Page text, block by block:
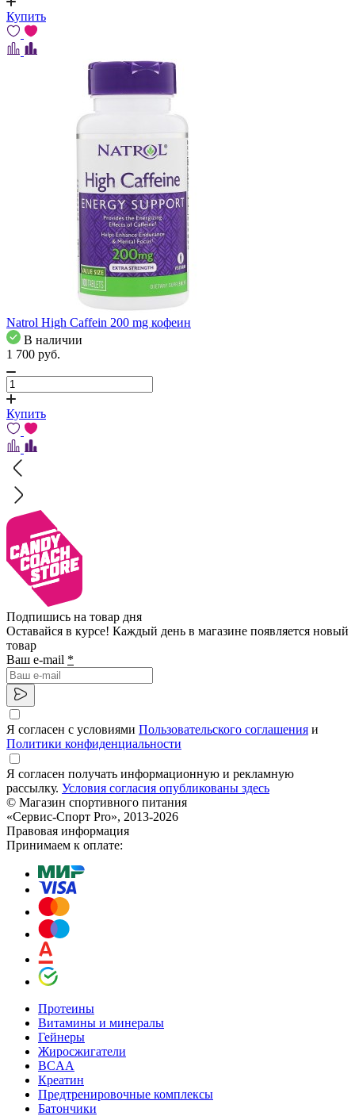
Купить
Natrol High Caffein 200 mg кофеин
В наличии
1 700 pуб.
Купить
Подпишись на товар дня
Оставайся в курсе! Каждый день в магазине появляется новый
товар
Ваш e-mail *
Я согласен с условиями Пользовательского соглашения и
Политики конфиденциальности
Я согласен получать информационную и рекламную
рассылку. Условия согласия опубликованы здесь
© Магазин спортивного питания
«Сервис-Спорт Pro», 2013-2026
Правовая информация
Принимаем к оплате:
Протеины
Витамины и минералы
Гейнеры
Жиросжигатели
BCAA
Креатин
Предтренировочные комплексы
Батончики